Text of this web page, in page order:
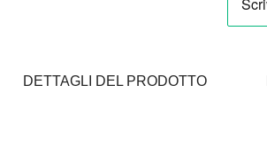
DETTAGLI DEL PRODOTTO